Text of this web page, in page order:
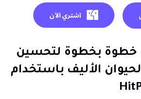
دليل خطوة بخطوة لتحسين
الأليف باستخدام